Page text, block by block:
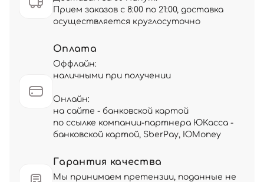
Прием заказов с 8:00 по 21:00, доставка
осуществляется круглосуточно
Оплата
Оффлайн:
наличными при получении
Онлайн:
на сайте - банковской картой
по ссылке компании-партнера ЮКасса -
банковской картой, SberPay, ЮMoney
Гарантия качества
Мы принимаем претензии, поданные не